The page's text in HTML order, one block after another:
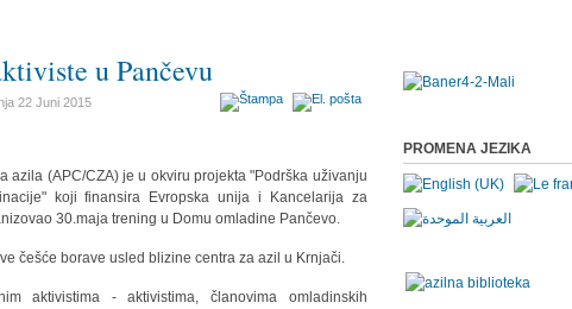
u Pančevu
22 Juni 2015
azila (APC/CZA) je u okviru projekta "Podrška uživanju
koji finansira Evropska unija i Kancelarija za
30.maja trening u Domu omladine Pančevo.
češće borave usled blizine centra za azil u Krnjači.
aktivistima - aktivistima, članovima omladinskih
PROMENA JEZIKA